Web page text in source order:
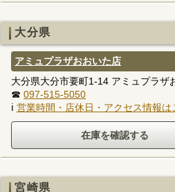
大分県
アミュプラザおおいた店
大分県大分市要町1-14 アミュプラザ
☎ 097-515-5050
ℹ 営業時間・店休日・アクセス情報は
宮崎県